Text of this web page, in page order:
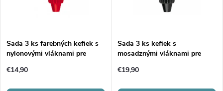
Sada 3 ks farebných kefiek s
nylonovými vláknami pre
UNICO
€14,90
Sada 3 ks kefiek s
mosadznými vláknami pre
a UNICO
€19,90